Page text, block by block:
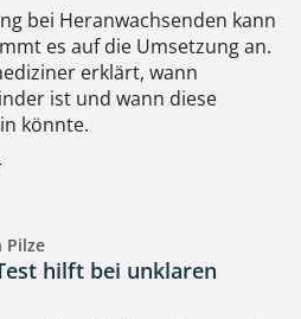
bei Heranwachsenden kann
es auf die Umsetzung an.
erklärt, wann
ist und wann diese
könnte.
hilft bei unklaren